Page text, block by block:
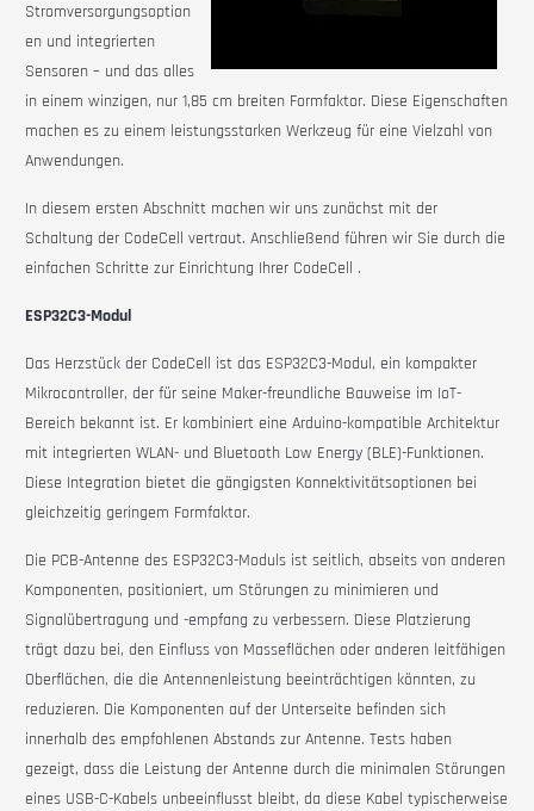
Stromversorgungsoption
en und integrierten
Sensoren – und das alles
in einem winzigen, nur 1,85 cm breiten Formfaktor. Diese Eigenschaften
machen es zu einem leistungsstarken Werkzeug für eine Vielzahl von
Anwendungen.
In diesem ersten Abschnitt machen wir uns zunächst mit der
Schaltung der CodeCell vertraut. Anschließend führen wir Sie durch die
einfachen Schritte zur Einrichtung Ihrer CodeCell .
ESP32C3-Modul
Das Herzstück der CodeCell ist das ESP32C3-Modul, ein kompakter
Mikrocontroller, der für seine Maker-freundliche Bauweise im IoT-
Bereich bekannt ist. Er kombiniert eine Arduino-kompatible Architektur
mit integrierten WLAN- und Bluetooth Low Energy (BLE)-Funktionen.
Diese Integration bietet die gängigsten Konnektivitätsoptionen bei
gleichzeitig geringem Formfaktor.
Die PCB-Antenne des ESP32C3-Moduls ist seitlich, abseits von anderen
Komponenten, positioniert, um Störungen zu minimieren und
Signalübertragung und -empfang zu verbessern. Diese Platzierung
trägt dazu bei, den Einfluss von Masseflächen oder anderen leitfähigen
Oberflächen, die die Antennenleistung beeinträchtigen könnten, zu
reduzieren. Die Komponenten auf der Unterseite befinden sich
innerhalb des empfohlenen Abstands zur Antenne. Tests haben
gezeigt, dass die Leistung der Antenne durch die minimalen Störungen
eines USB-C-Kabels unbeeinflusst bleibt, da diese Kabel typischerweise